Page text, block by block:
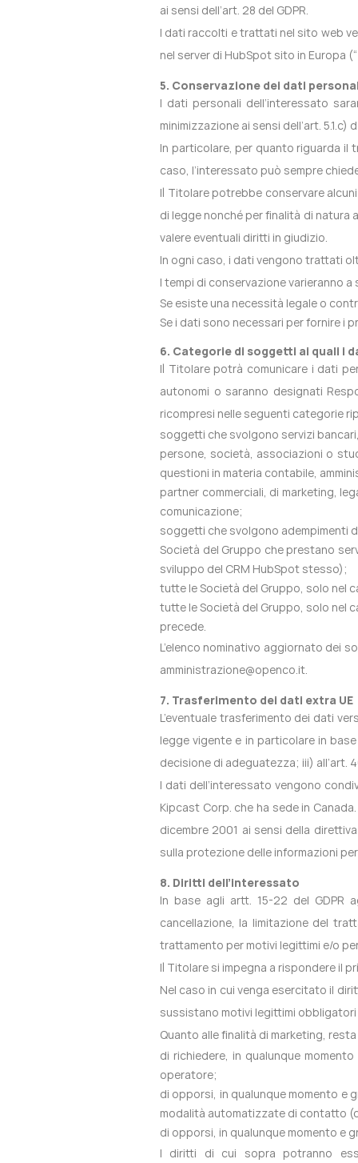
ai sensi dell’art. 28 del GDPR.
I dati raccolti e trattati nel sito web
nel server di HubSpot sito in Europa (“
5. Conservazione dei dati
I dati personali dell’interessato
minimizzazione ai sensi dell’art. 5.1.c)
In particolare, per quanto riguarda il
caso, l’interessato può sempre
Il Titolare potrebbe conservare
di legge nonché per finalità di natura
valere eventuali diritti in giudizio.
In ogni caso, i dati vengono trattati
I tempi di conservazione varieranno
Se esiste una necessità legale o
Se i dati sono necessari per fornire i
6. Categorie di soggetti ai quali i
Il Titolare potrà comunicare i dati
autonomi o saranno designati
ricompresi nelle seguenti categorie
soggetti che svolgono servizi
persone, società, associazioni o
questioni in materia contabile,
partner commerciali, di marketing,
comunicazione;
soggetti che svolgono adempimenti
Società del Gruppo che prestano
sviluppo del CRM HubSpot stesso);
tutte le Società del Gruppo, solo nel
tutte le Società del Gruppo, solo nel
precede.
L’elenco nominativo aggiornato dei
amministrazione@openco.it.
7. Trasferimento dei dati extra UE
L’eventuale trasferimento dei dati
legge vigente e in particolare in
decisione di adeguatezza; iii) all’art.
I dati dell’interessato vengono
Kipcast Corp. che ha sede in
dicembre 2001 ai sensi della
sulla protezione delle informazioni
8. Diritti dell’interessato
In base agli artt. 15-22 del GDPR
cancellazione, la limitazione del
trattamento per motivi legittimi e/o
Il Titolare si impegna a rispondere il
Nel caso in cui venga esercitato il
sussistano motivi legittimi
Quanto alle finalità di marketing,
di richiedere, in qualunque
operatore;
di opporsi, in qualunque momento
modalità automatizzate di contatto
di opporsi, in qualunque momento e
I diritti di cui sopra potranno